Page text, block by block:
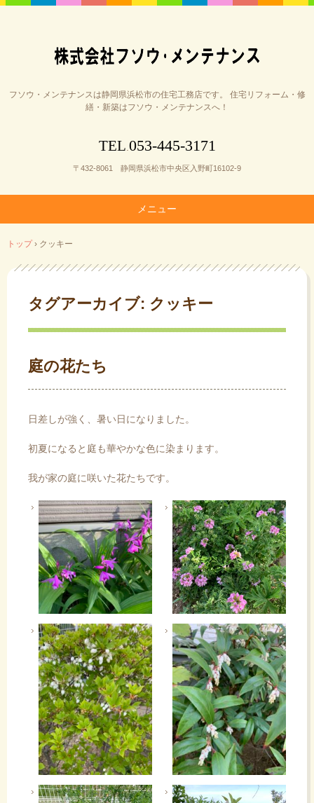
フソウ・メンテナンスは静岡県浜松市の住宅工務店です。 住宅リフォーム・修
繕・新築はフソウ・メンテナンスへ！
TEL 053-445-3171
〒432-8061 静岡県浜松市中央区入野町16102-9
メニュー
ン
テ
トップ › クッキー
タグアーカイブ: クッキー
庭の花たち
日差しが強く、暑い日になりました。
初夏になると庭も華やかな色に染まります。
我が家の庭に咲いた花たちです。